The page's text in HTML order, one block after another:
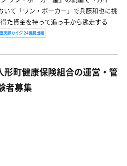
いて「ワン・ポーカー」で兵藤和也に挑
た資金を持って追っ手から逃走する
天録カイジ 24億脱出編
町健康保険組合の運営・管
者募集